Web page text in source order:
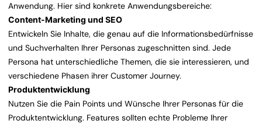
Anwendung. Hier sind konkrete Anwendungsbereiche:
Content-Marketing und SEO
Entwickeln Sie Inhalte, die genau auf die Informationsbedürfnisse
und Suchverhalten Ihrer Personas zugeschnitten sind. Jede
Persona hat unterschiedliche Themen, die sie interessieren, und
verschiedene Phasen ihrer Customer Journey.
Produktentwicklung
Nutzen Sie die Pain Points und Wünsche Ihrer Personas für die
Produktentwicklung. Features sollten echte Probleme Ihrer